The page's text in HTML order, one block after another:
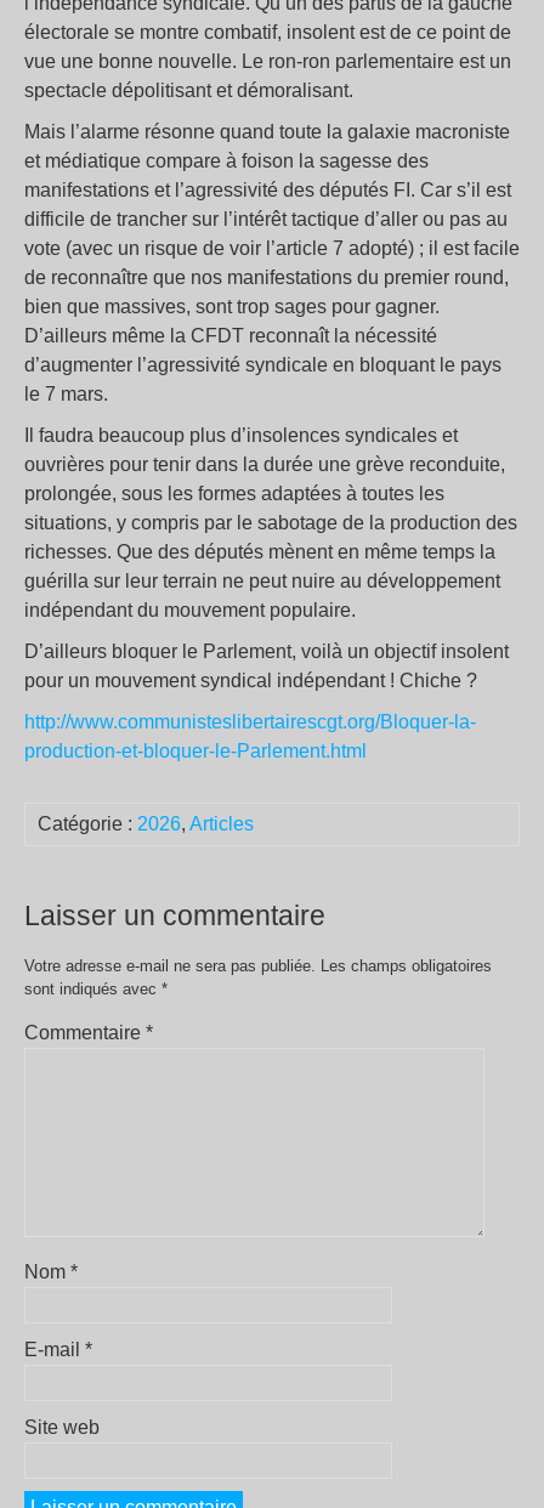
électorale se montre combatif, insolent est de ce point de
vue une bonne nouvelle. Le ron-ron parlementaire est un
spectacle dépolitisant et démoralisant.
Mais l’alarme résonne quand toute la galaxie macroniste
et médiatique compare à foison la sagesse des
manifestations et l’agressivité des députés FI. Car s’il est
difficile de trancher sur l’intérêt tactique d’aller ou pas au
vote (avec un risque de voir l’article 7 adopté) ; il est facile
de reconnaître que nos manifestations du premier round,
bien que massives, sont trop sages pour gagner.
D’ailleurs même la CFDT reconnaît la nécessité
d’augmenter l’agressivité syndicale en bloquant le pays
le 7 mars.
Il faudra beaucoup plus d’insolences syndicales et
ouvrières pour tenir dans la durée une grève reconduite,
prolongée, sous les formes adaptées à toutes les
situations, y compris par le sabotage de la production des
richesses. Que des députés mènent en même temps la
guérilla sur leur terrain ne peut nuire au développement
indépendant du mouvement populaire.
D’ailleurs bloquer le Parlement, voilà un objectif insolent
pour un mouvement syndical indépendant ! Chiche ?
http://www.communisteslibertairescgt.org/Bloquer-la-
production-et-bloquer-le-Parlement.html
Catégorie : 2026, Articles
Laisser un commentaire
Votre adresse e-mail ne sera pas publiée. Les champs obligatoires
sont indiqués avec *
Commentaire *
Nom *
E-mail *
Site web